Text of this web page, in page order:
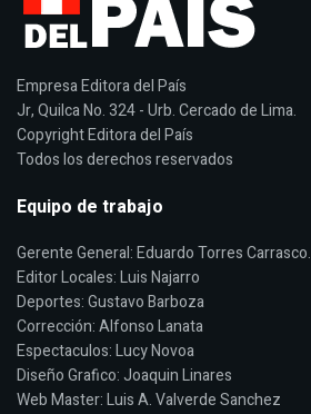
Empresa Editora del País
Jr, Quilca No. 324 - Urb. Cercado de Lima.
Copyright Editora del País
Todos los derechos reservados
Equipo de trabajo
Gerente General: Eduardo Torres Carrasco.
Editor Locales: Luis Najarro
Deportes: Gustavo Barboza
Corrección: Alfonso Lanata
Espectaculos: Lucy Novoa
Diseño Grafico: Joaquin Linares
Web Master: Luis A. Valverde Sanchez